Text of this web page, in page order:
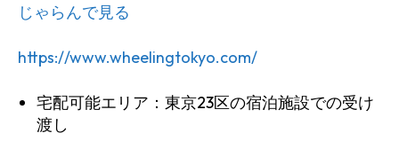
じゃらんで見る
https://www.wheelingtokyo.com/
宅配可能エリア：東京23区の宿泊施設での受け
渡し